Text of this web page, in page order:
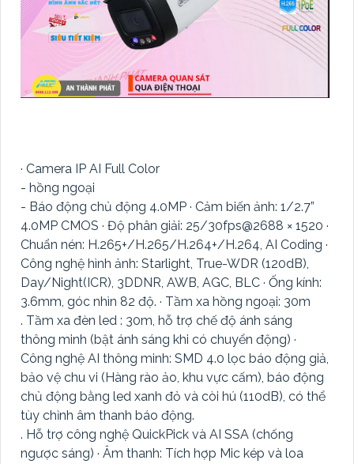
· Camera IP AI Full Color
- hồng ngoại
- Báo động chủ động 4.0MP · Cảm biến ảnh: 1/2.7”
4.0MP CMOS · Độ phân giải: 25/30fps@2688 × 1520 ·
Chuẩn nén: H.265+/H.265/H.264+/H.264, AI Coding ·
Công nghệ hình ảnh: Starlight, True-WDR (120dB),
Day/Night(ICR), 3DDNR, AWB, AGC, BLC · Ống kính:
3.6mm, góc nhìn 82 độ. · Tầm xa hồng ngoại: 30m
. Tầm xa đèn led : 30m, hỗ trợ chế độ ánh sáng
thông minh (bật ánh sáng khi có chuyển động) ·
Công nghệ AI thông minh: SMD 4.0 lọc báo động giả,
bảo vệ chu vi (Hàng rào ảo, khu vực cấm), báo động
chủ động bằng led xanh đỏ và còi hú (110dB), có thể
tùy chỉnh âm thanh báo động.
. Hỗ trợ công nghệ QuickPick và AI SSA (chống
ngược sáng) · Âm thanh: Tích hợp Mic kép và loa